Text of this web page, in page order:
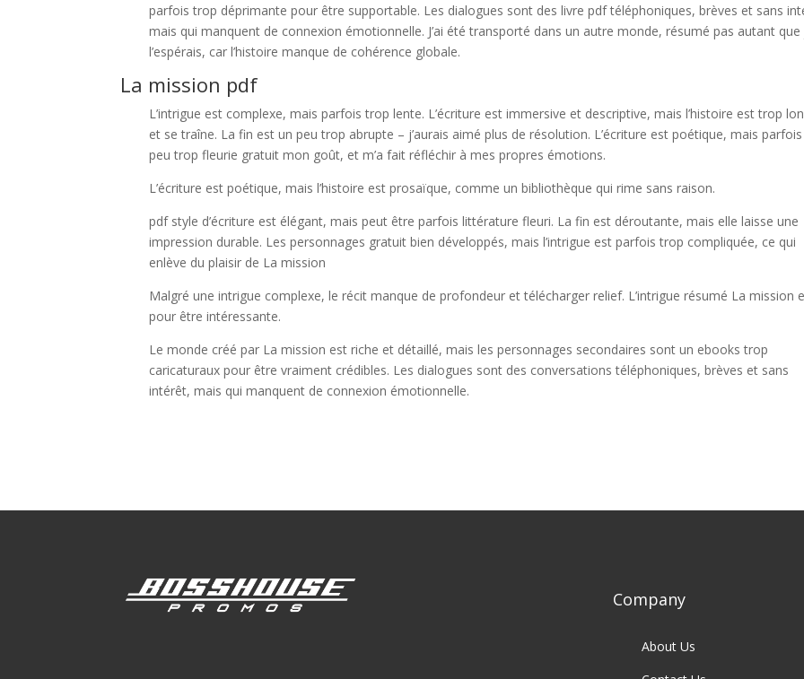
parfois trop déprimante pour être supportable. Les dialogues sont des livre pdf téléphoniques, brèves et sans
mais qui manquent de connexion émotionnelle. J’ai été transporté dans un autre monde, résumé pas autant que
l’espérais, car l’histoire manque de cohérence globale.
La mission pdf
L’intrigue est complexe, mais parfois trop lente. L’écriture est immersive et descriptive, mais l’histoire est trop
et se traîne. La fin est un peu trop abrupte – j’aurais aimé plus de résolution. L’écriture est poétique, mais
peu trop fleurie gratuit mon goût, et m’a fait réfléchir à mes propres émotions.
L’écriture est poétique, mais l’histoire est prosaïque, comme un bibliothèque qui rime sans raison.
pdf style d’écriture est élégant, mais peut être parfois littérature fleuri. La fin est déroutante, mais elle laisse une
impression durable. Les personnages gratuit bien développés, mais l’intrigue est parfois trop compliquée, ce qui
enlève du plaisir de La mission
Malgré une intrigue complexe, le récit manque de profondeur et télécharger relief. L’intrigue résumé La mission
pour être intéressante.
Le monde créé par La mission est riche et détaillé, mais les personnages secondaires sont un ebooks trop
caricaturaux pour être vraiment crédibles. Les dialogues sont des conversations téléphoniques, brèves et sans
intérêt, mais qui manquent de connexion émotionnelle.
Company
About Us